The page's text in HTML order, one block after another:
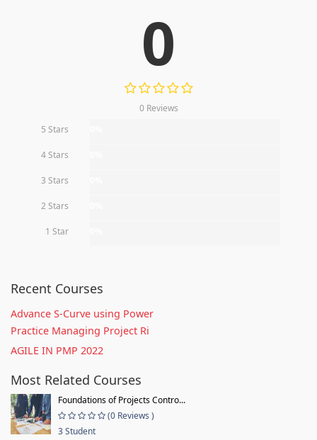
0
0 Reviews
5 Stars
4 Stars
3 Stars
2 Stars
1 Star
Recent Courses
Advance S-Curve using Power
Practice Managing Project Ri
AGILE IN PMP 2022
Most Related Courses
Foundations of Projects Contro...
(0 Reviews )
3 Student